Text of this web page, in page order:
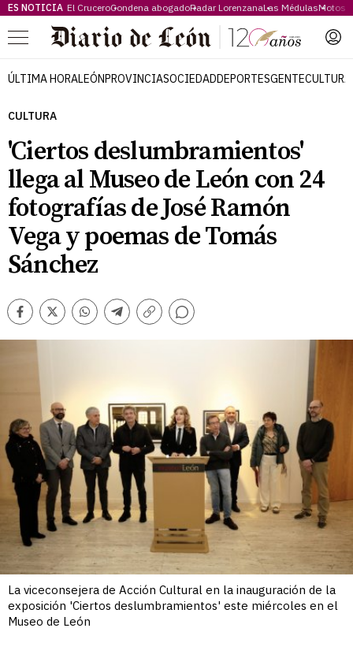
ES NOTICIA El CruceroCondena abogadoRadar LorenzanaLas MédulasMotos
Menú
ÚLTIMA HORALEÓNPROVINCIASOCIEDADDEPORTESGENTECULTURA
CULTURA
'Ciertos deslumbramientos'
llega al Museo de León con 24
fotografías de José Ramón
Vega y poemas de Tomás
Sánchez
Facebook
TwitterWhatsappTelegram
Copiar
Comentarios
La viceconsejera de Acción Cultural en la inauguración de la
exposición 'Ciertos deslumbramientos' este miércoles en el
Museo de León